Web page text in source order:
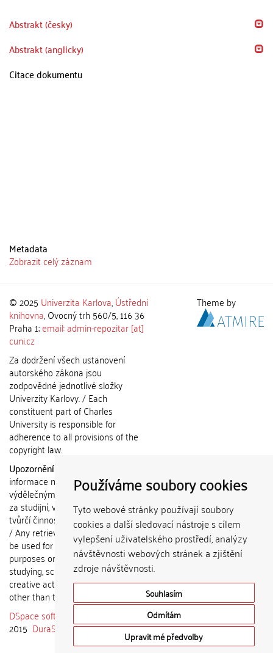
Používáme soubory cookies
Tyto webové stránky používají soubory
cookies a další sledovací nástroje s cílem
vylepšení uživatelského prostředí, analýzy
návštěvnosti webových stránek a zjištění
zdroje návštěvnosti.
Souhlasím
Odmítám
Upravit mé předvolby
Abstrakt (česky)
Abstrakt (anglicky)
Citace dokumentu
Metadata
Zobrazit celý záznam
© 2025 Univerzita Karlova,Ústřední
knihovna, Ovocný trh 560/5, 116 36
Praha 1;email: admin-repozitar [at]
cuni.cz
Za dodržení všech ustanovení
autorského zákona jsou
zodpovědné jednotlivé složky
Univerzity Karlovy. / Each
constituent part of Charles
University is responsible for
adherence to all provisions of the
copyright law.
Upozornění / Notice:
informace nemohou být použity k
výdělečným účelům nebo vydávány
za studijní, vědeckou nebo jinou
tvůrčí činnost jiné osoby než autora.
/ Any retrieved information shall not
be used for any commercial
purposes or claimed as results of
studying, scientific or any other
creative activities of any person
other than the author.
DSpace software
copyright © 2002-
2015 DuraSpace
Theme by